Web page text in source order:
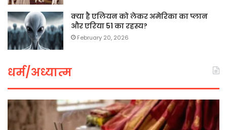
क्या है एलियन को लेकर अमेरिका का प्लान
और एरिया 51 का रहस्य?
February 20, 2026
धर्म/अध्यात्म